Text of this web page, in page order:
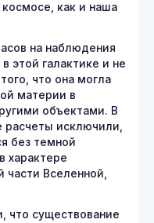
как и наша
на наблюдения
этой галактике и не
что она могла
материи в
объектами. В
исключили,
без темной
характере
Вселенной,
что существование